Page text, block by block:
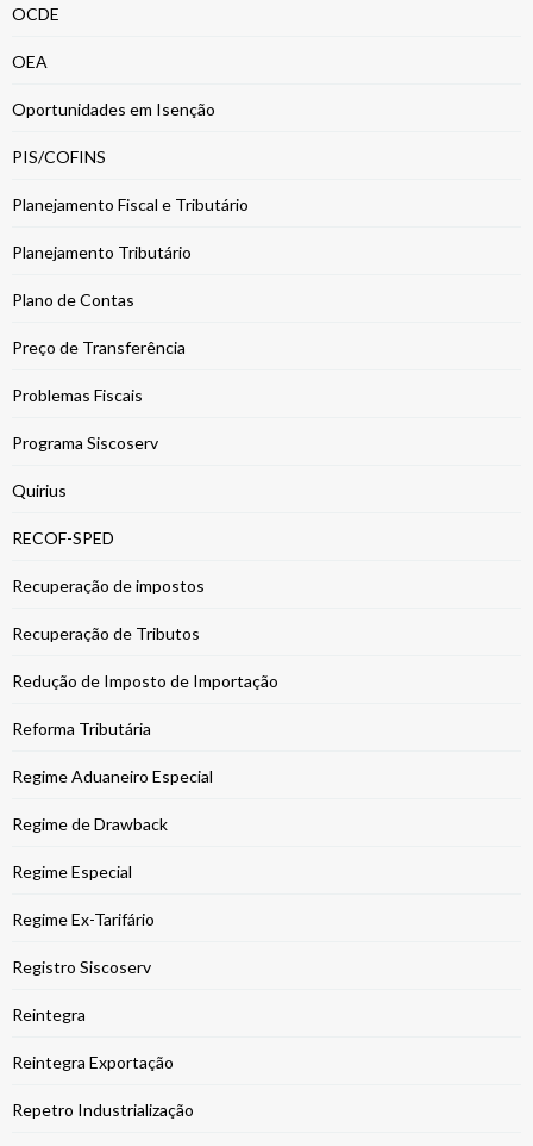
OCDE
OEA
Oportunidades em Isenção
PIS/COFINS
Planejamento Fiscal e Tributário
Planejamento Tributário
Plano de Contas
Preço de Transferência
Problemas Fiscais
Programa Siscoserv
Quirius
RECOF-SPED
Recuperação de impostos
Recuperação de Tributos
Redução de Imposto de Importação
Reforma Tributária
Regime Aduaneiro Especial
Regime de Drawback
Regime Especial
Regime Ex-Tarifário
Registro Siscoserv
Reintegra
Reintegra Exportação
Repetro Industrialização